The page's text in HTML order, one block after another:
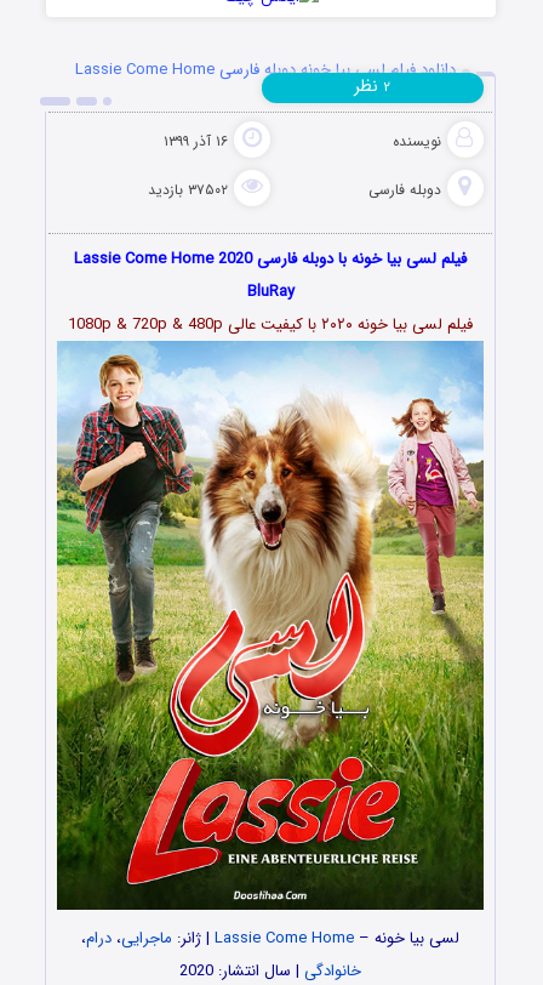
دانلود فیلم لسی بیا خونه دوبله فارسی Lassie Come Home
2020
نویسنده ۱۶ آذر ۱۳۹۹
دوبله فارسی ۳۷۵۰۲ بازدید
۲ نظر
فیلم لسی بیا خونه با دوبله فارسی Lassie Come Home 2020
BluRay
فیلم لسی بیا خونه ۲۰۲۰ با کیفیت عالی 1080p & 720p & 480p
لسی بیا خونه – Lassie Come Home | ژانر: ماجرایی، درام،
خانوادگی | سال انتشار: 2020